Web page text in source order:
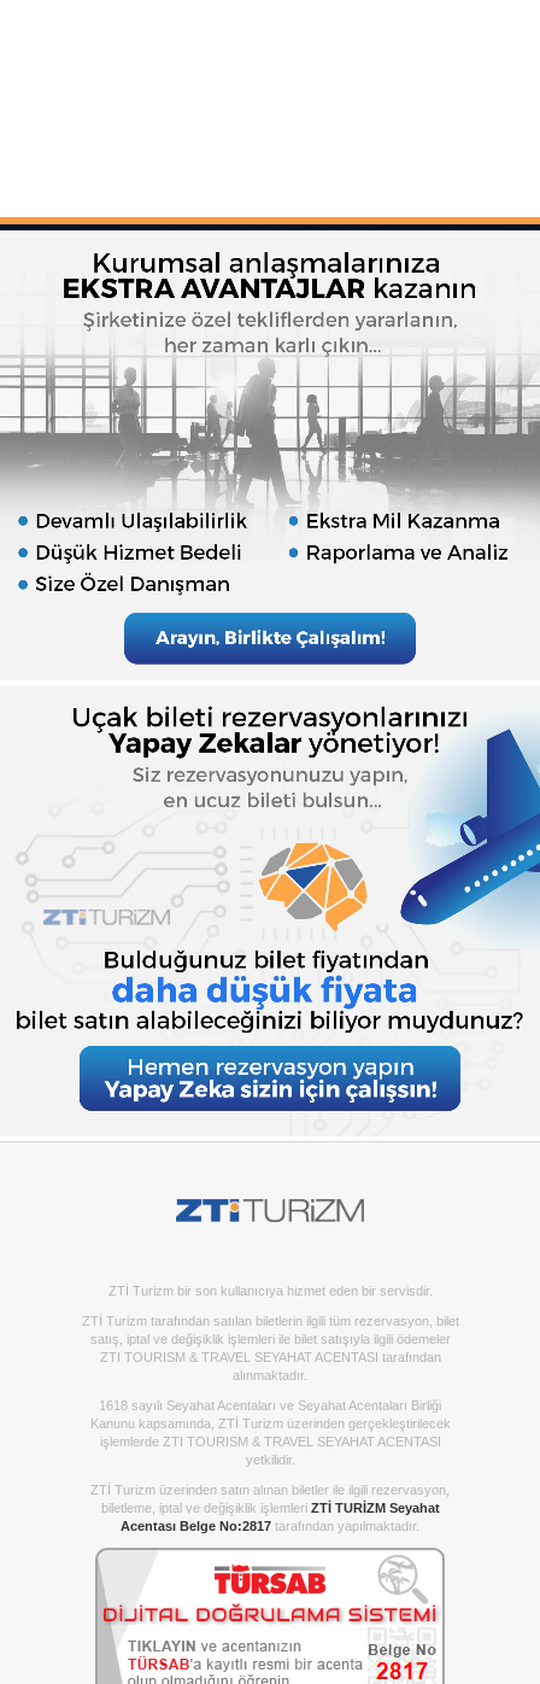
ZTİ Turizm bir son kullanıcıya hizmet eden bir servisdir.
ZTİ Turizm tarafından satılan biletlerin ilgili tüm rezervasyon, bilet
satış, iptal ve değişiklik işlemleri ile bilet satışıyla ilgili ödemeler
ZTI TOURISM & TRAVEL SEYAHAT ACENTASI tarafından
alınmaktadır.
1618 sayılı Seyahat Acentaları ve Seyahat Acentaları Birliği
Kanunu kapsamında, ZTİ Turizm üzerinden gerçekleştirilecek
işlemlerde ZTI TOURISM & TRAVEL SEYAHAT ACENTASI
yetkilidir.
ZTİ Turizm üzerinden satın alınan biletler ile ilgili rezervasyon,
biletleme, iptal ve değişiklik işlemleri ZTİ TURİZM Seyahat
Acentası Belge No:2817 tarafından yapılmaktadır.